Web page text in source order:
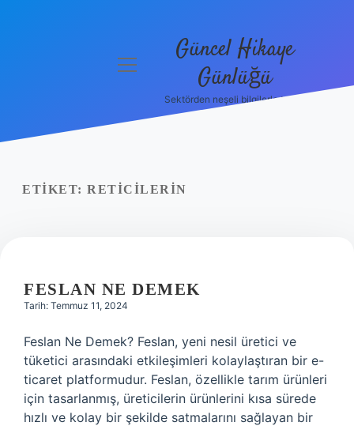
menüyü
Güncel Hikaye
Günlüğü
Sektörden neşeli bilgilerle tanış!
ETIKET: RETICILERIN
FESLAN NE DEMEK
Tarih: Temmuz 11, 2024
Feslan Ne Demek? Feslan, yeni nesil üretici ve
tüketici arasındaki etkileşimleri kolaylaştıran bir e-
ticaret platformudur. Feslan, özellikle tarım ürünleri
için tasarlanmış, üreticilerin ürünlerini kısa sürede
hızlı ve kolay bir şekilde satmalarını sağlayan bir